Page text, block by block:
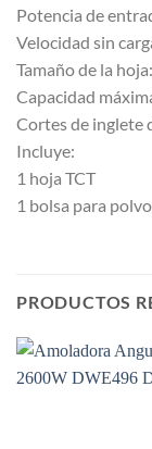
Potencia de
Velocidad sin
Tamaño de la
Capacidad
Cortes de inglete
Incluye:
1 hoja TCT
1 bolsa para polvo
PRODUCTOS